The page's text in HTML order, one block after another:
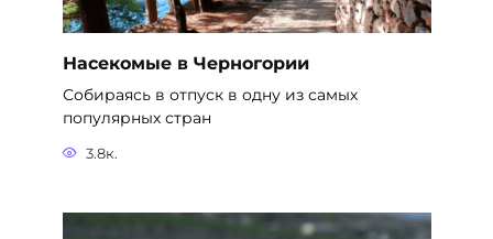
Насекомые в Черногории
Собираясь в отпуск в одну из самых
популярных стран
3.8к.